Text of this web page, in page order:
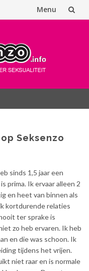
Menu
Seksenzo
sinds 1,5 jaar een
prima. Ik ervaar alleen 2
en heet van binnen als
kortdurende relaties
ter sprake is
zo heb ervaren. Ik heb
en die was schoon. Ik
tijdens het vrijen.
niet raar en is normale